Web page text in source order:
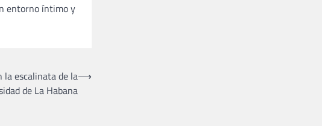
entorno íntimo y
la escalinata de la
de La Habana
⟶